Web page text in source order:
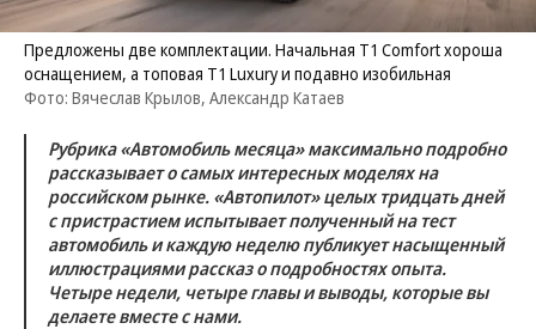
Предложены две комплектации. Начальная Т1 Comfort хороша
оснащением, а топовая Т1 Luxury и подавно изобильная
Фото: Вячеслав Крылов, Александр Катаев
Рубрика «Автомобиль месяца» максимально подробно
рассказывает о самых интересных моделях на
российском рынке. «Автопилот» целых тридцать дней
с пристрастием испытывает полученный на тест
автомобиль и каждую неделю публикует насыщенный
иллюстрациями рассказ о подробностях опыта.
Четыре недели, четыре главы и выводы, которые вы
делаете вместе с нами.